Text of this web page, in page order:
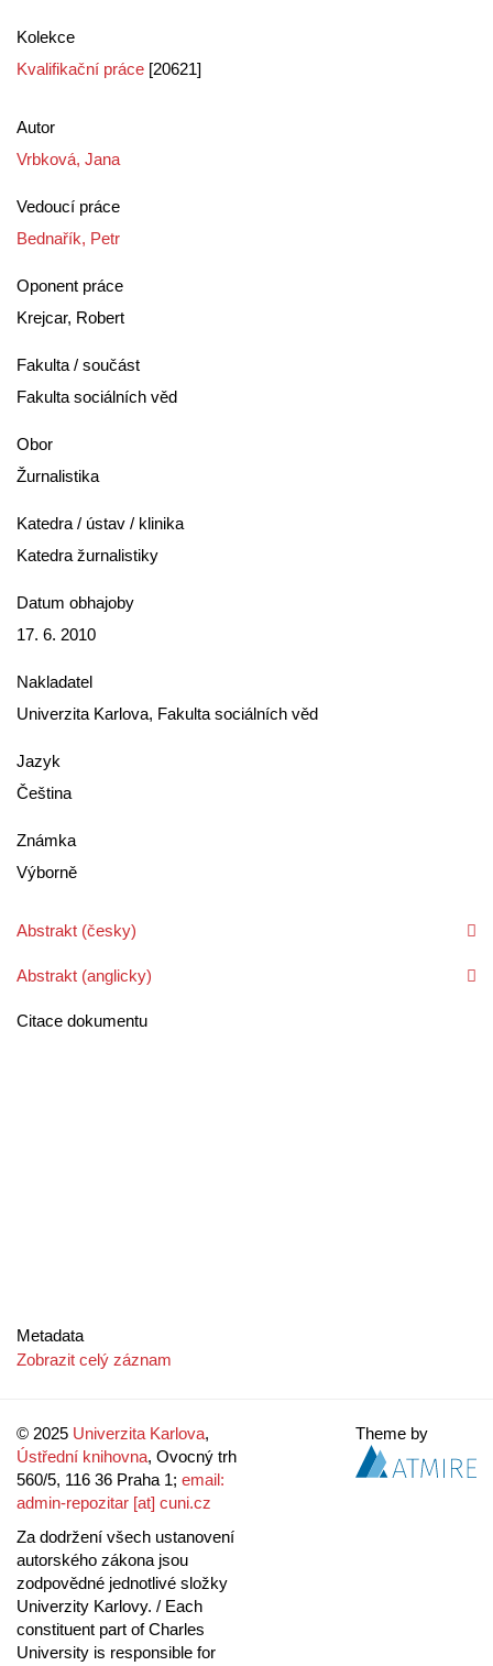
Kolekce
Kvalifikační práce [20621]
Autor
Vrbková, Jana
Vedoucí práce
Bednařík, Petr
Oponent práce
Krejcar, Robert
Fakulta / součást
Fakulta sociálních věd
Obor
Žurnalistika
Katedra / ústav / klinika
Katedra žurnalistiky
Datum obhajoby
17. 6. 2010
Nakladatel
Univerzita Karlova, Fakulta sociálních věd
Jazyk
Čeština
Známka
Výborně
Abstrakt (česky)
Abstrakt (anglicky)
Citace dokumentu
Metadata
Zobrazit celý záznam
© 2025 Univerzita Karlova,
Ústřední knihovna, Ovocný trh
560/5, 116 36 Praha 1; email:
admin-repozitar [at] cuni.cz
Za dodržení všech ustanovení
autorského zákona jsou
zodpovědné jednotlivé složky
Univerzity Karlovy. / Each
constituent part of Charles
University is responsible for
Theme by